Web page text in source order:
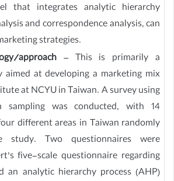
that integrates analytic hierarchy
and correspondence analysis, can
strategies.
approach– This is primarily a
at developing a marketing mix
at NCYU in Taiwan. A survey using
sampling was conducted, with 14
different areas in Taiwan randomly
study. Two questionnaires were
five-scale questionnaire regarding
an analytic hierarchy process (AHP)